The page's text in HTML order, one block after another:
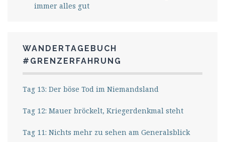
immer alles gut
WANDERTAGEBUCH
#GRENZERFAHRUNG
Tag 13: Der böse Tod im Niemandsland
Tag 12: Mauer bröckelt, Kriegerdenkmal steht
Tag 11: Nichts mehr zu sehen am Generalsblick